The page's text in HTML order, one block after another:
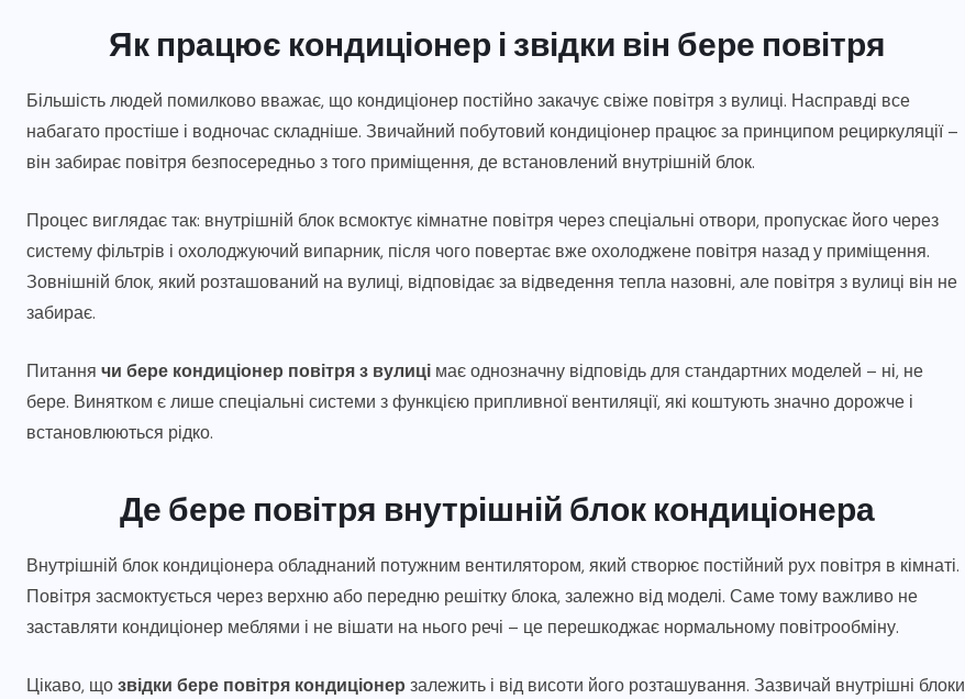
Як працює кондиціонер і звідки він бере повітря
Більшість людей помилково вважає, що кондиціонер постійно закачує свіже повітря з вулиці. Насправді все
набагато простіше і водночас складніше. Звичайний побутовий кондиціонер працює за принципом рециркуляції –
він забирає повітря безпосередньо з того приміщення, де встановлений внутрішній блок.
Процес виглядає так: внутрішній блок всмоктує кімнатне повітря через спеціальні отвори, пропускає його через
систему фільтрів і охолоджуючий випарник, після чого повертає вже охолоджене повітря назад у приміщення.
Зовнішній блок, який розташований на вулиці, відповідає за відведення тепла назовні, але повітря з вулиці він не
забирає.
Питання чи бере кондиціонер повітря з вулиці має однозначну відповідь для стандартних моделей – ні, не
бере. Винятком є лише спеціальні системи з функцією припливної вентиляції, які коштують значно дорожче і
встановлюються рідко.
Де бере повітря внутрішній блок кондиціонера
Внутрішній блок кондиціонера обладнаний потужним вентилятором, який створює постійний рух повітря в кімнаті.
Повітря засмоктується через верхню або передню решітку блока, залежно від моделі. Саме тому важливо не
заставляти кондиціонер меблями і не вішати на нього речі – це перешкоджає нормальному повітрообміну.
Цікаво, щозвідки бере повітря кондиціонер залежить і від висоти його розташування. Зазвичай внутрішні блоки